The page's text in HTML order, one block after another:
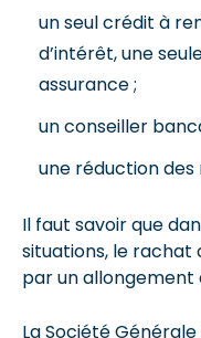
un seul crédit à
d’intérêt, une
assurance ;
un conseiller
une réduction des
Il faut savoir que
situations, le
par un allongement
La Société